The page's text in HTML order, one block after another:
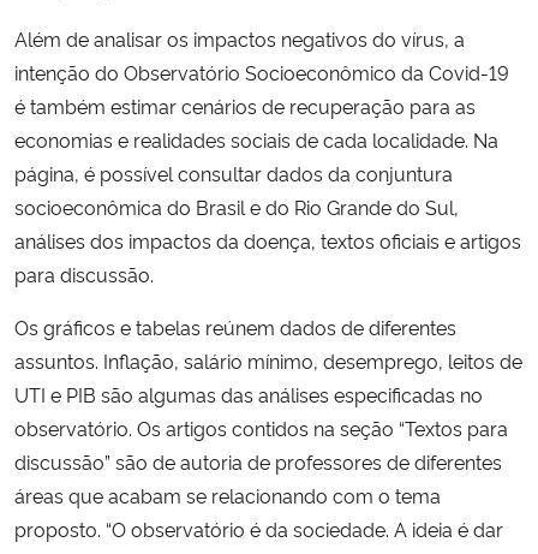
Além de analisar os impactos negativos do vírus, a
intenção do Observatório Socioeconômico da Covid-19
é também estimar cenários de recuperação para as
economias e realidades sociais de cada localidade. Na
página, é possível consultar dados da conjuntura
socioeconômica do Brasil e do Rio Grande do Sul,
análises dos impactos da doença, textos oficiais e artigos
para discussão.
Os gráficos e tabelas reúnem dados de diferentes
assuntos. Inflação, salário mínimo, desemprego, leitos de
UTI e PIB são algumas das análises especificadas no
observatório. Os artigos contidos na seção “Textos para
discussão” são de autoria de professores de diferentes
áreas que acabam se relacionando com o tema
proposto. “O observatório é da sociedade. A ideia é dar